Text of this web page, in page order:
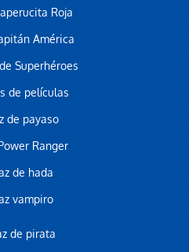
Roja
América
Superhéroes
de películas
de payaso
Ranger
de hada
vampiro
de pirata